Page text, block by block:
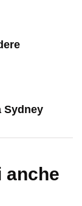
Sydney
anche